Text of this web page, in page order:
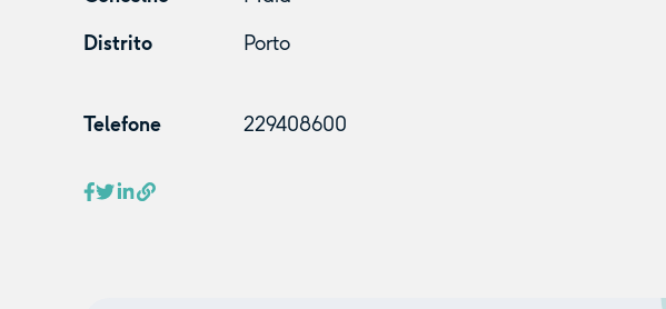
Distrito
Porto
Telefone 229408600